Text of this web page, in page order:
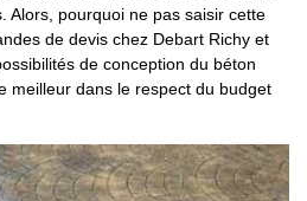
Alors, pourquoi ne pas saisir cette
de devis chez Debart Richy et
de conception du béton
meilleur dans le respect du budget